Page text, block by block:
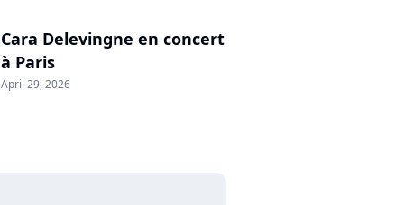
Cara Delevingne en concert
à Paris
April 29, 2026